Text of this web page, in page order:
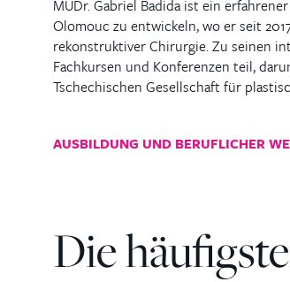
MUDr. Gabriel Badida ist ein
Olomouc zu entwickeln, wo er seit
rekonstruktiver Chirurgie. Zu seinen
Fachkursen und Konferenzen teil,
Tschechischen Gesellschaft für
AUSBILDUNG UND BERUFLICHER
Die